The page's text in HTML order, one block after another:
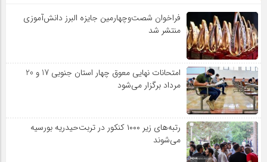
فراخوان شصت‌وچهارمین جایزه البرز دانش‌آموزی
منتشر شد
امتحانات نهایی معوق چهار استان جنوبی 17 و 20
مرداد برگزار می‌شود
رتبه‌های زیر ۱۰۰۰ کنکور در تربت‌حیدریه بورسیه
می‌شوند